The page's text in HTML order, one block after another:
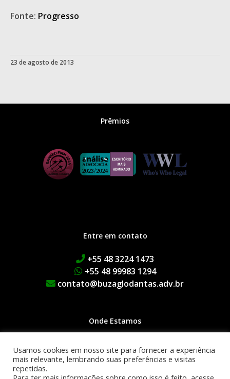
Fonte: Progresso
23 de agosto de 2013
Prêmios
Entre em contato
+55 48 3224 1473
+55 48 99983 1294
contato@buzaglodantas.adv.br
Onde Estamos
Rua Adolfo Melo, 38 | Centro
Edifício Executive Manhattan
Usamos cookies em nosso site para fornecer a experiência
mais relevante, lembrando suas preferências e visitas
repetidas.